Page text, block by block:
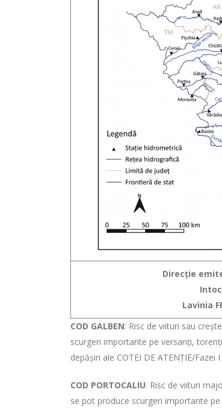
Direcţie
Lavinia
COD GALBEN: Risc de viituri sau
scurgeri importante pe versanți,
depășiri ale COTEI DE ATENȚIE/Fazei
COD PORTOCALIU: Risc de viituri
se pot produce scurgeri importante